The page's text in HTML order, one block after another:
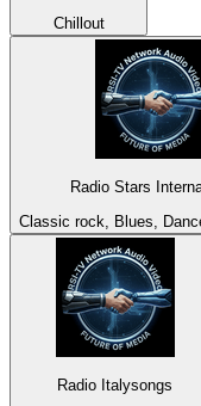
Chillout
Radio Stars
Classic rock, Blues,
Radio Italysongs